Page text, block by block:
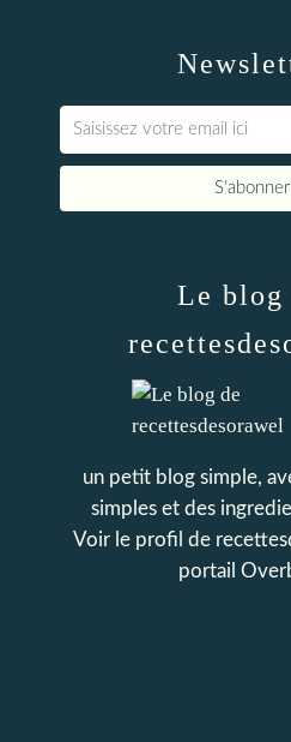
Le blog
un petit blog simple,
simples et des
Voir le profil de
portail